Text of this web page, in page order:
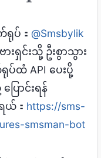
ရုပ်：@Smsbylik
ရှင်းသို့ ဦးစွာသွား
ပ်ထံ API ပေးပို့
ောင်းရန်
ယ်： https://sms-
smsman-bot